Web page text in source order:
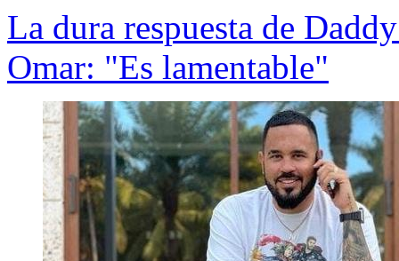
La dura respuesta de
Omar: "Es lamentable"